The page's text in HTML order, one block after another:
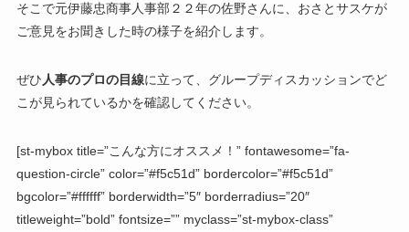
そこで元伊藤忠商事人事部２２年の佐野さんに、おさとサスケが
ご意見をお聞きした時の様子を紹介します。
ぜひ人事のプロの目線に立って、グループディスカッションでど
こが見られているかを確認してください。
[st-mybox title=”こんな方にオススメ！” fontawesome=”fa-
question-circle” color=”#f5c51d” bordercolor=”#f5c51d”
bgcolor=”#ffffff” borderwidth=”5″ borderradius=”20″
titleweight=”bold” fontsize=”” myclass=”st-mybox-class”